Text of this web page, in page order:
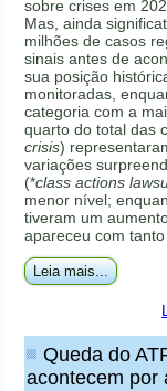
sobre crises em
Mas, ainda
milhões de casos
sinais antes de
sua posição
monitoradas,
categoria com a
quarto do total das
crisis)
variações
(*class actions
menor nível;
tiveram um
apareceu com
Leia mais...
Queda do
acontecem por